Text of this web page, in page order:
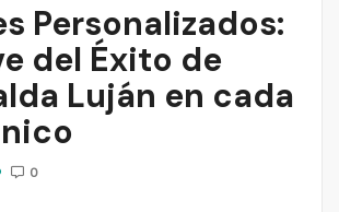
Personalizados:
del Éxito de
Luján en cada
0